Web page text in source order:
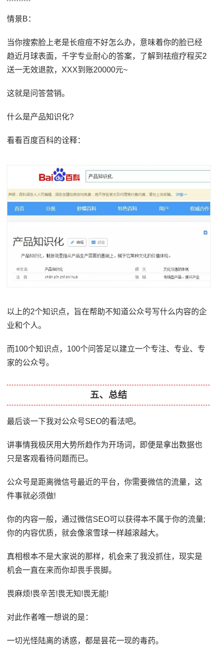
情景B：
当你搜索脸上老是长痘痘不好怎么办，意味着你的脸已经
趋近月球表面，千字专业耐心的答案，了解到祛痘疗程买2
送一无效退款，XXX到账20000元~
这就是问答营销。
什么是产品知识化?
看看百度百科的诠释：
以上的2个知识点，旨在帮助不知道公众号写什么内容的企
业和个人。
而100个知识点，100个问答足以建立一个专注、专业、专
家的公众号。
五、总结
最后谈一下我对公众号SEO的看法吧。
讲事情我极厌用大势所趋作为开场词，即便是拿出数据也
只是客观看待问题而已。
公众号是距离微信号最近的平台，你需要微信的流量，这
件事就必须做!
你的内容一般，通过微信SEO可以获得本不属于你的流量;
你的内容优质，就会像滚雪球一样越滚越大。
真相根本不是大家说的那样，机会来了我没抓住，现实是
机会一直在来而你却畏手畏脚。
畏麻烦!畏辛苦!畏无知!畏无能!
对此作者唯一想说的是：
一切光怪陆离的诱惑，都是昙花一现的毒药。